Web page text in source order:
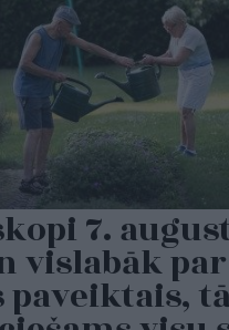
7.
vislabāk